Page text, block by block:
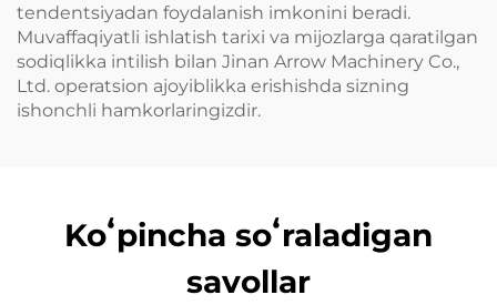
tendentsiyadan foydalanish imkonini beradi.
Muvaffaqiyatli ishlatish tarixi va mijozlarga qaratilgan
sodiqlikka intilish bilan Jinan Arrow Machinery Co.,
Ltd. operatsion ajoyiblikka erishishda sizning
ishonchli hamkorlaringizdir.
Koʻpincha soʻraladigan
savollar